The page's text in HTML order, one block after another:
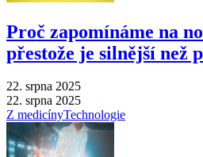
Proč zapomínáme na
přestože je silnější než
22. srpna 2025
22. srpna 2025
Z medicínyTechnologie